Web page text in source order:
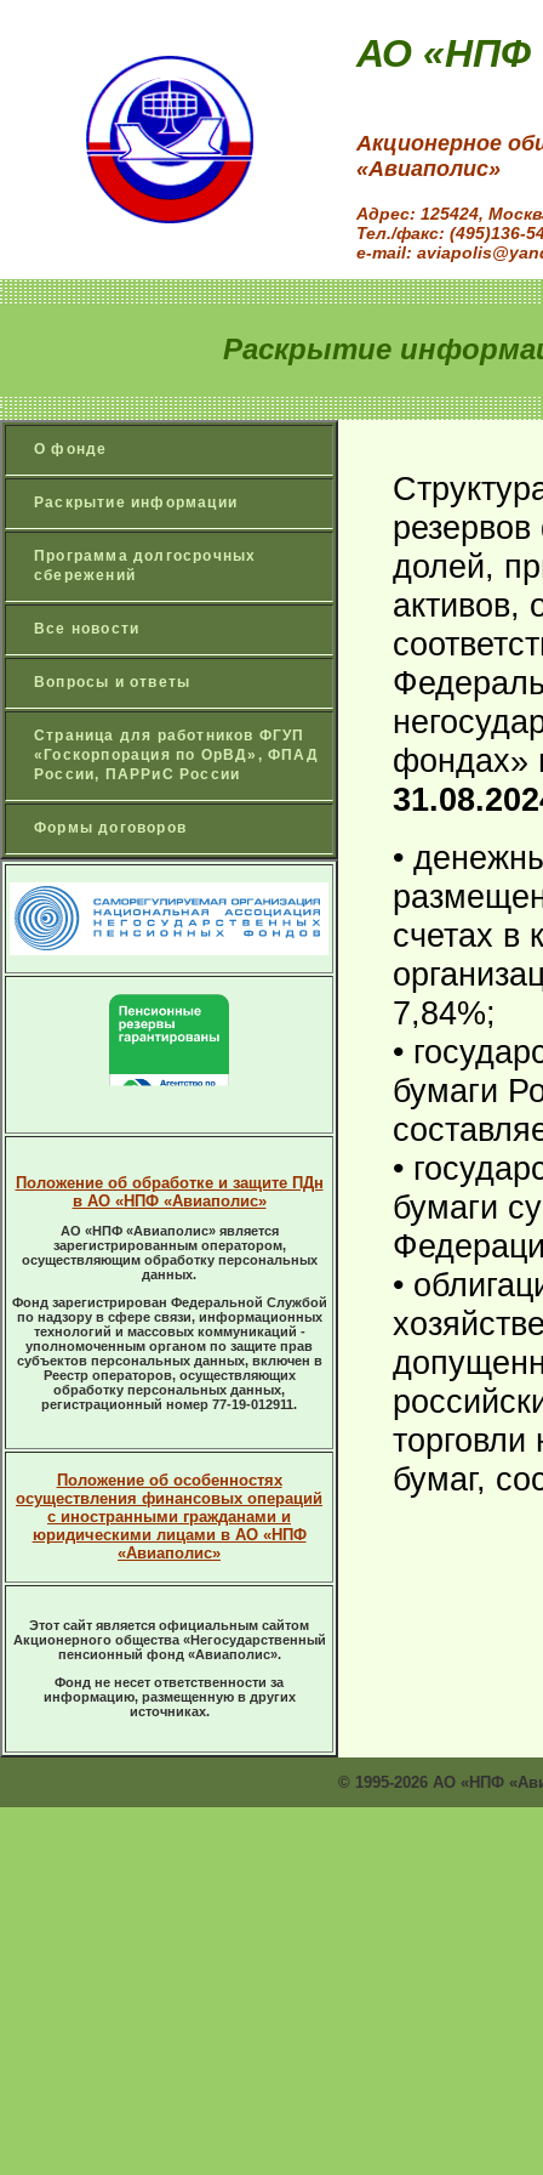
АО «НПФ
Акционерное
«Авиаполис»
Адрес: 125424,
Тел./факс: (495)136-
e-mail:
Раскрытие
О фонде
Раскрытие информации
Программа долгосрочных
сбережений
Все новости
Вопросы и ответы
Страница для работников ФГУП
«Госкорпорация по ОрВД», ФПАД
России, ПАРРиС России
Формы договоров
Положение об обработке и защите ПДн
в АО «НПФ «Авиаполис»
АО «НПФ «Авиаполис» является
зарегистрированным оператором,
осуществляющим обработку персональных
данных.
Фонд зарегистрирован Федеральной Службой
по надзору в сфере связи, информационных
технологий и массовых коммуникаций -
уполномоченным органом по защите прав
субъектов персональных данных, включен в
Реестр операторов, осуществляющих
обработку персональных данных,
регистрационный номер 77-19-012911.
Положение об особенностях
осуществления финансовых операций
с иностранными гражданами и
юридическими лицами в АО «НПФ
«Авиаполис»
Этот сайт является официальным сайтом
Акционерного общества «Негосударственный
пенсионный фонд «Авиаполис».
Фонд не несет ответственности за
информацию, размещенную в других
источниках.
долей,
активов,
фондах»
•
счетах в
7,84%;
•
бумаги
•
бумаги
•
бумаг,
© 1995-2026 АО «НПФ